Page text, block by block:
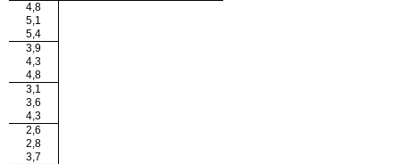
4,8
5,1
5,4
3,9
4,3
4,8
3,1
3,6
4,3
2,6
2,8
3,7